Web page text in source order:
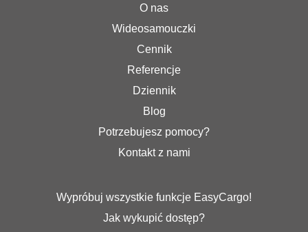
O nas
Wideosamouczki
Cennik
Referencje
Dziennik
Blog
Potrzebujesz pomocy?
Kontakt z nami
Wypróbuj wszystkie funkcje EasyCargo!
Jak wykupić dostęp?